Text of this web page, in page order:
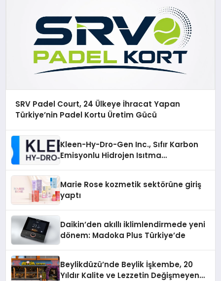
SRV Padel Court, 24 Ülkeye İhracat Yapan
Türkiye’nin Padel Kortu Üretim Gücü
Kleen-Hy-Dro-Gen Inc., Sıfır Karbon
Emisyonlu Hidrojen Isıtma
Marie Rose kozmetik sektörüne giriş
yaptı
Daikin’den akıllı iklimlendirmede yeni
dönem: Madoka Plus Türkiye’de
Beylikdüzü’nde Beylik İşkembe, 20
Yıldır Kalite ve Lezzetin Değişmeyen